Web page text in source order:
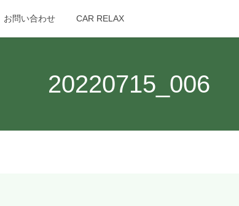
お問い合わせ CAR RELAX
20220715_006